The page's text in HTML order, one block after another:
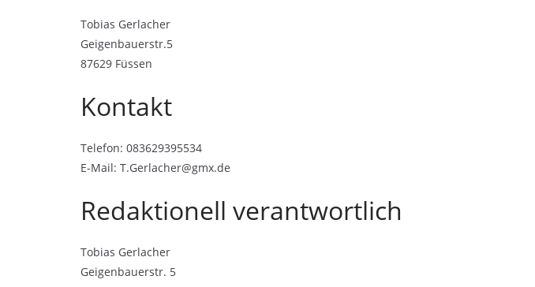
Tobias Gerlacher
Geigenbauerstr.5
87629 Füssen
Kontakt
Telefon: 083629395534
E-Mail: T.Gerlacher@gmx.de
Redaktionell verantwortlich
Tobias Gerlacher
Geigenbauerstr. 5